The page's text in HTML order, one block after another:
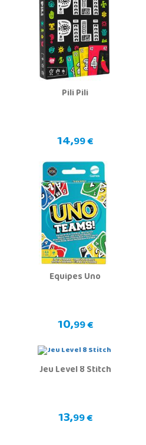
Pili Pili
14,99 €
Équipes Uno
10,99 €
Jeu Level 8 Stitch
13,99 €